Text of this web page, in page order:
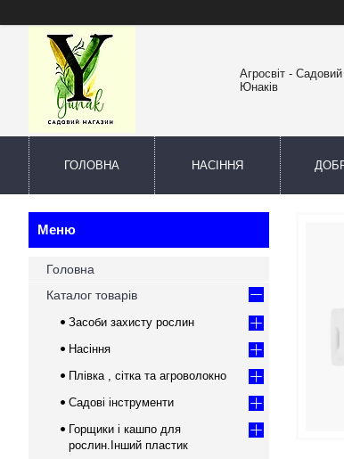
Агросвіт -
Юнаків
ГОЛОВНА НАСІННЯ
Головна
Каталог товарів
Засоби захисту рослин
Насіння
Плівка , сітка та агроволокно
Садові інструменти
Горщики і кашпо для
рослин.Інший пластик